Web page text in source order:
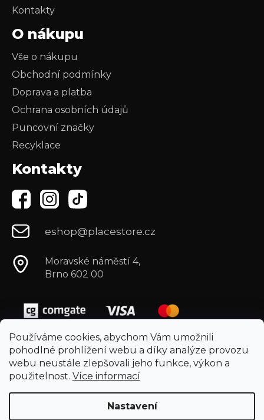
Používáme cookies, abychom Vám umožnili
pohodlné prohlížení webu a díky analýze provozu
webu neustále zlepšovali jeho funkce, výkon a
použitelnost. Více informací
Nastavení
Kontakty
O nákupu
Vše o nákupu
Obchodní podmínky
Doprava a platba
Ochrana osobních údajů
Puncovní značky
Recyklace
Kontakty
eshop@placestore.cz
Moravské náměstí 4,
Brno 602 00